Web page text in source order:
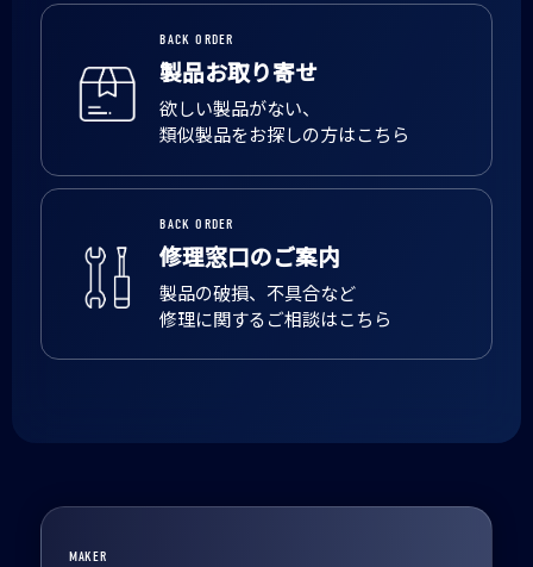
BACK ORDER
製品お取り寄せ
欲しい製品がない、
類似製品をお探しの方はこちら
BACK ORDER
修理窓口のご案内
製品の破損、不具合など
修理に関するご相談はこちら
MAKER